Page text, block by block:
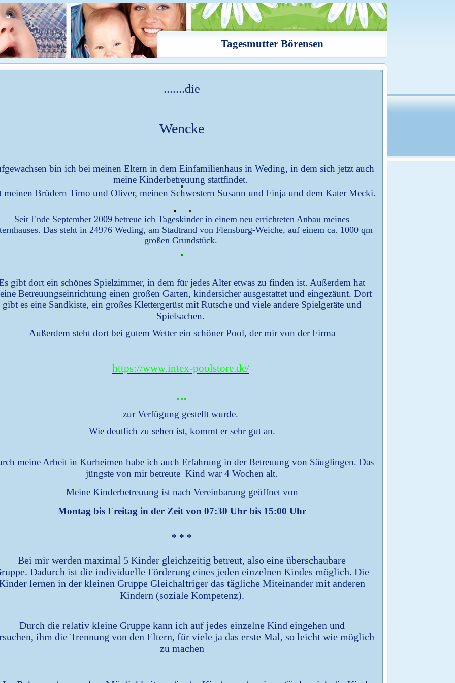
Tagesmutter Börensen
.......die
Wencke
bin ich bei meinen Eltern in dem Einfamilienhaus in Weding, in dem sich jetzt auch
meine Kinderbetreuung stattfindet.
meinen Brüdern Timo und Oliver, meinen Schwestern Susann und Finja und dem Kater Mecki.
Seit Ende September 2009 betreue ich Tageskinder in einem neu errichteten Anbau meines
Das steht in 24976 Weding, am Stadtrand von Flensburg-Weiche, auf einem ca. 1000 qm
großen Grundstück.
gibt dort ein schönes Spielzimmer, in dem für jedes Alter etwas zu finden ist. Außerdem hat
Betreuungseinrichtung einen großen Garten, kindersicher ausgestattet und eingezäunt. Dort
gibt es eine Sandkiste, ein großes Klettergerüst mit Rutsche und viele andere Spielgeräte und
Spielsachen.
Außerdem steht dort bei gutem Wetter ein schöner Pool, der mir von der Firma
https://www.intex-poolstore.de/
zur Verfügung gestellt wurde.
Wie deutlich zu sehen ist, kommt er sehr gut an.
meine Arbeit in Kurheimen habe ich auch Erfahrung in der Betreuung von Säuglingen. Das
jüngste von mir betreute Kind war 4 Wochen alt.
Meine Kinderbetreuung ist nach Vereinbarung geöffnet von
Montag bis Freitag in der Zeit von 07:30 Uhr bis 15:00 Uhr
* * *
Bei mir werden maximal 5 Kinder gleichzeitig betreut, also eine überschaubare
Dadurch ist die individuelle Förderung eines jeden einzelnen Kindes möglich. Die
lernen in der kleinen Gruppe Gleichaltriger das tägliche Miteinander mit anderen
Kindern (soziale Kompetenz).
Durch die relativ kleine Gruppe kann ich auf jedes einzelne Kind eingehen und
ihm die Trennung von den Eltern, für viele ja das erste Mal, so leicht wie möglich
zu machen